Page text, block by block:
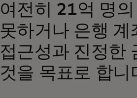
여전히 21억 명
못하거나 은행 계
접근성과 진정한
것을 목표로 합니